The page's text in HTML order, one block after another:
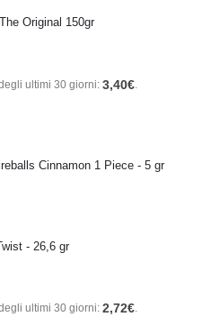
Original 150gr
ultimi 30 giorni: 3,40€.
Cinnamon 1 Piece - 5 gr
- 26,6 gr
ultimi 30 giorni: 2,72€.